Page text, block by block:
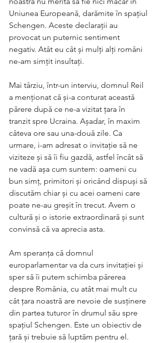
Uniunea Europeană, darămite în spațiul
Schengen. Aceste declarații au
provocat un puternic sentiment
negativ. Atât eu cât și mulți alți români
ne-am simțit insultați.
Mai târziu, într-un interviu, domnul Reil
a menționat că și-a conturat această
părere după ce ne-a vizitat țara în
tranzit spre Ucraina. Așadar, în maxim
câteva ore sau una-două zile. Ca
urmare, i-am adresat o invitație să ne
viziteze și să îi fiu gazdă, astfel încât să
ne vadă așa cum suntem: oameni cu
bun simț, primitori și oricând dispuși să
discutăm chiar și cu acei oameni care
poate ne-au greșit în trecut. Avem o
cultură și o istorie extraordinară și sunt
convinsă că va aprecia asta.
Am speranța că domnul
europarlamentar va da curs invitației și
sper să îi putem schimba părerea
despre România, cu atât mai mult cu
cât țara noastră are nevoie de susținere
din partea tuturor în drumul său spre
spațiul Schengen. Este un obiectiv de
țară și trebuie să luptăm pentru el.